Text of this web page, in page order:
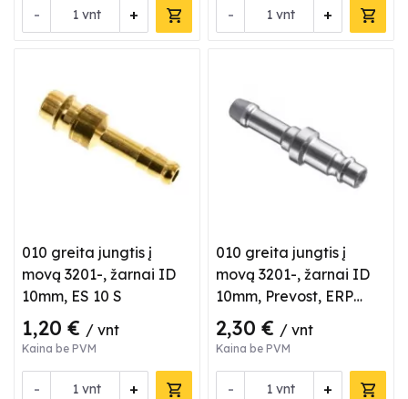
- +
vnt - +
vnt
010 greita jungtis į
movą 3201-, žarnai ID
10mm, ES 10 S
1,20 € / vnt
Kaina be PVM
- +
vnt
010 greita jungtis į
movą 3201-, žarnai ID
10mm, Prevost, ERP
076810
2,30 € / vnt
Kaina be PVM
- +
vnt